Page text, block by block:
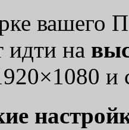
вашего
идти на
и